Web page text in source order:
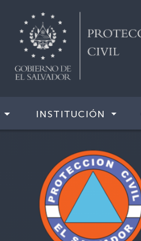
INSTITUCIÓN